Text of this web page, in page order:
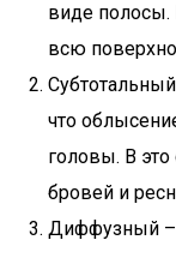
виде полосы.
всю
что
головы. В
бровей и
Диффузный –